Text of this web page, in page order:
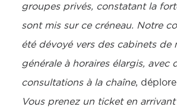
groupes privés, constatant la
sont mis sur ce créneau. Notre
été dévoyé vers des cabinets de
générale à horaires élargis, avec
consultations à la chaîne,
Vous prenez un ticket en arrivant